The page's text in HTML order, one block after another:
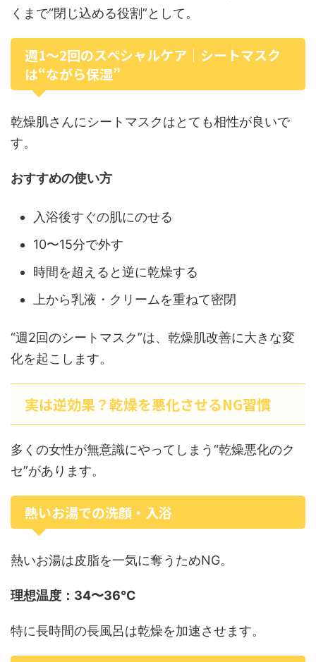
くまで“閉じ込める役割”として。
週1〜2回のスペシャルケア｜シートマスク
は“ながら保湿”
乾燥肌さんにシートマスクはとても相性が良いで
す。
おすすめの使い方
入浴後すぐの肌にのせる
10〜15分で外す
時間を超えると逆に乾燥する
上から乳液・クリームを重ねて密閉
“週2回のシートマスク”は、乾燥肌改善に大きな変
化を起こします。
実は逆効果？乾燥を悪化させるNG習慣
多くの女性が無意識にやってしまう“乾燥悪化のク
セ”があります。
熱いお湯での洗顔・入浴
熱いお湯は皮脂を一気に奪うためNG。
理想温度：34〜36℃
特に長時間の長風呂は乾燥を加速させます。